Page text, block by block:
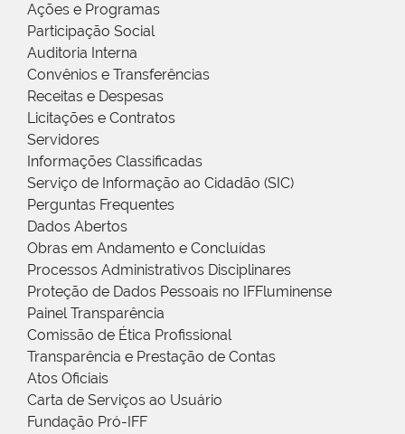
Ações e Programas
Participação Social
Auditoria Interna
Convênios e Transferências
Receitas e Despesas
Licitações e Contratos
Servidores
Informações Classificadas
Serviço de Informação ao Cidadão (SIC)
Perguntas Frequentes
Dados Abertos
Obras em Andamento e Concluídas
Processos Administrativos Disciplinares
Proteção de Dados Pessoais no IFFluminense
Painel Transparência
Comissão de Ética Profissional
Transparência e Prestação de Contas
Atos Oficiais
Carta de Serviços ao Usuário
Fundação Pró-IFF